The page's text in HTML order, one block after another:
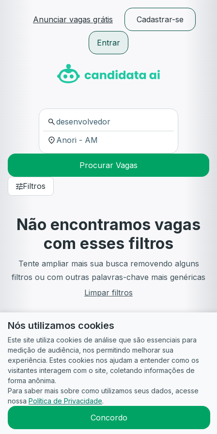
Anunciar vagas grátis Cadastrar-se
Entrar
Procurar Vagas
Filtros
Não encontramos vagas
com esses filtros
Tente ampliar mais sua busca removendo alguns
filtros ou com outras palavras-chave mais genéricas
Limpar filtros
Guia do
Candidato
Para
empresas
Política de
Privacidade
Termos
2026CandidataAI
Nós utilizamos cookies
Este site utiliza cookies de análise que são essenciais para
medição de audiência, nos permitindo melhorar sua
experiência. Estes cookies nos ajudam a entender como os
visitantes interagem com o site, coletando informações de
forma anônima.
Para saber mais sobre como utilizamos seus dados, acesse
nossa Política de Privacidade.
Concordo